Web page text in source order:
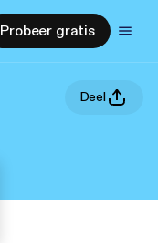
Probeer gratis
Deel